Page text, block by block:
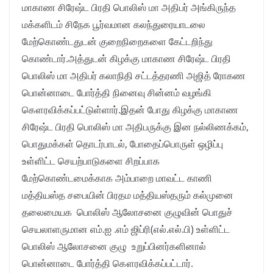
மாகாண சிரேஷ்ட பிரதி பொலிஸ் மா அதிபர் அங்கிருந்த
மக்களிடம் சிநேக பூர்வமான கலந்துரையாடலை
மேற்கொண்டதுடன் குறைநிறைகளை கேட்டறிந்து
கொண்டார்.அத்துடன் கிழக்கு மாகாண சிரேஷ்ட பிரதி
பொலிஸ் மா அதிபர் கலாநிதி சட்டத்தரணி அஜித் ரோகண
பொன்னாடை போர்த்தி நினைவு சின்னம் வழங்கி
கௌரவிக்கப்பட்டுள்ளார்.இதன் போது கிழக்கு மாகாண
சிரேஷ்ட பிரதி பொலிஸ் மா அதிபருக்கு இன நல்லிணக்கம்,
பொதுமக்கள் தொடர்பாடல், போதைப்பொருள் ஒழிப்பு
உள்ளிட்ட செயற்பாடுகளை சிறப்பாக
மேற்கொண்டமைக்காக அம்பாறை மாவட்ட காணி
மத்தியஸ்த சபையின் பிரதம மத்தியஸ்தரும் கல்முனை
தலைமையக பொலிஸ் ஆலோசனை குழுவின் பொதுச்
செயலாளருமான எம்.ஐ .எம் ஜிப்ரி(எல்.எல்.பி) உள்ளிட்ட
பொலிஸ் ஆலோசனை குழு உறுப்பினர்களினால்
பொன்னாடை போர்த்தி கௌரவிக்கப்பட்டார்.